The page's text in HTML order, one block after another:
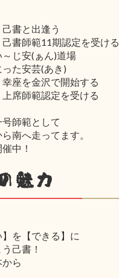
書と出逢う
己書師範11期認定を受ける
じ安(ぁん)道場
た安芸(あき)
座を金沢で開始する
席師範認定を受ける
師範として
南へ走ってます。
中！
魅力
】を【できる】に
己書！
ら